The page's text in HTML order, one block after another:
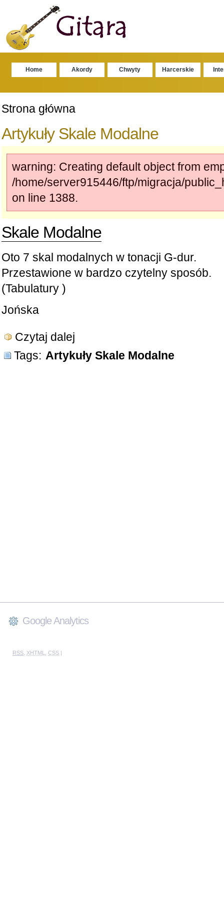
Home Akordy Chwyty Harcerskie
Strona główna
Artykuły Skale Modalne
warning: Creating default object from
/home/server915446/ftp/migracja/
on line 1388.
Skale Modalne
Oto 7 skal modalnych w tonacji G-dur.
Przestawione w bardzo czytelny sposób.
(Tabulatury )
Jońska
Czytaj dalej
Tags: Artykuły Skale Modalne
Google Analytics
RSS, XHTML, CSS